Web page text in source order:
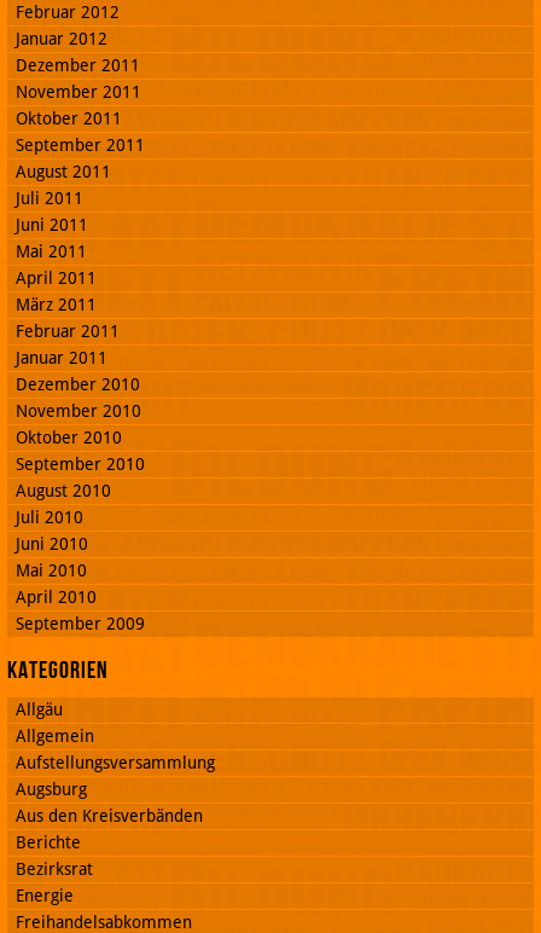
Februar 2012
Januar 2012
Dezember 2011
November 2011
Oktober 2011
September 2011
August 2011
Juli 2011
Juni 2011
Mai 2011
April 2011
März 2011
Februar 2011
Januar 2011
Dezember 2010
November 2010
Oktober 2010
September 2010
August 2010
Juli 2010
Juni 2010
Mai 2010
April 2010
September 2009
Kategorien
Allgäu
Allgemein
Aufstellungsversammlung
Augsburg
Aus den Kreisverbänden
Berichte
Bezirksrat
Energie
Freihandelsabkommen